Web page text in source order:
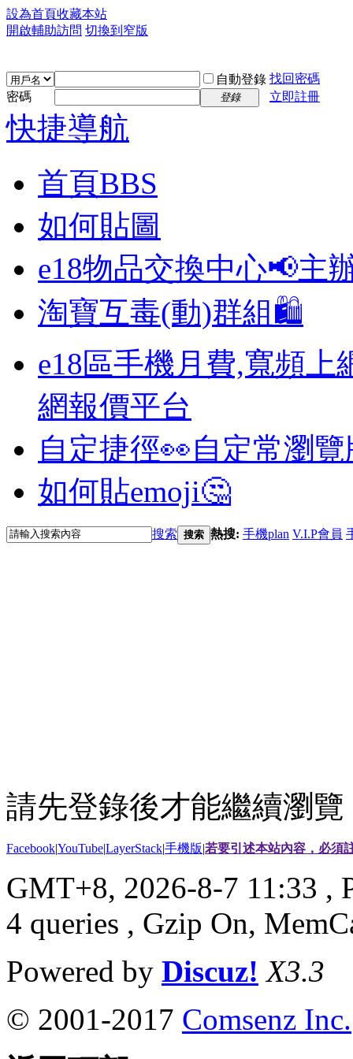
設為首頁收藏本站
開啟輔助訪問 切換到窄版
自動登錄 找回密碼
密碼
登錄 立即註冊
快捷導航
首頁BBS
如何貼圖
e18物品交換中心📢主
淘寶互毒(動)群組🛍️
e18區手機月費,寬頻上
網報價平台
自定捷徑👀自定常瀏
如何貼emoji🤔
搜索 搜索 熱搜: 手機plan V.I.P會員
請先登錄後才能繼續瀏覽
Facebook|YouTube|LayerStack|手機版|若要引述本站內容，必須
GMT+8, 2026-8-7 11:33 ,
4 queries , Gzip On,
Powered by Discuz! X3.3
© 2001-2017 Comsenz Inc.